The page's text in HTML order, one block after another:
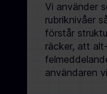
Vi använder
rubriknivåer
förstår
räcker, att
användaren